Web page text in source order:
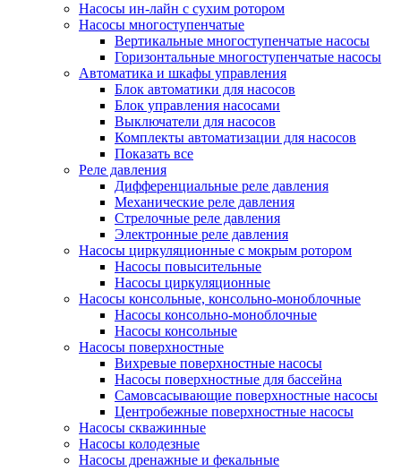
Насосы ин-лайн с сухим ротором
Насосы многоступенчатые
Вертикальные многоступенчатые насосы
Горизонтальные многоступенчатые насосы
Автоматика и шкафы управления
Блок автоматики для насосов
Блок управления насосами
Выключатели для насосов
Комплекты автоматизации для насосов
Показать все
Реле давления
Дифференциальные реле давления
Механические реле давления
Стрелочные реле давления
Электронные реле давления
Насосы циркуляционные с мокрым ротором
Насосы повысительные
Насосы циркуляционные
Насосы консольные, консольно-моноблочные
Насосы консольно-моноблочные
Насосы консольные
Насосы поверхностные
Вихревые поверхностные насосы
Насосы поверхностные для бассейна
Самовсасывающие поверхностные насосы
Центробежные поверхностные насосы
Насосы скважинные
Насосы колодезные
Насосы дренажные и фекальные